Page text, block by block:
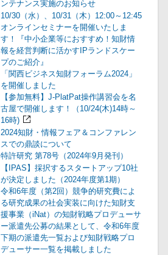
ンテナンス実施のお知らせ
10/30（水）、10/31（木）12:00～12:45
オンラインセミナーを開催いたしま
す！『中小企業等におすすめ！知財情
報を経営判断に活かすIPランドスケー
プのご紹介』
「関西ビジネス知財フォーラム2024」
を開催しました
【参加無料】J-PlatPat操作講習会を名
古屋で開催します！（10/24(木)14時～
16時)
2024知財・情報フェア＆コンファレン
スでの鼎談について
特許研究 第78号（2024年9月発刊）
【IPAS】採択するスタートアップ10社
が決定しました（2024年度第1期）
令和6年度（第2回）競争的研究費によ
る研究成果の社会実装に向けた知財支
援事業（iNat）の知財戦略プロデューサ
ー派遣先公募の結果として、令和6年度
下期の派遣先一覧および知財戦略プロ
デューサー一覧を掲載しました